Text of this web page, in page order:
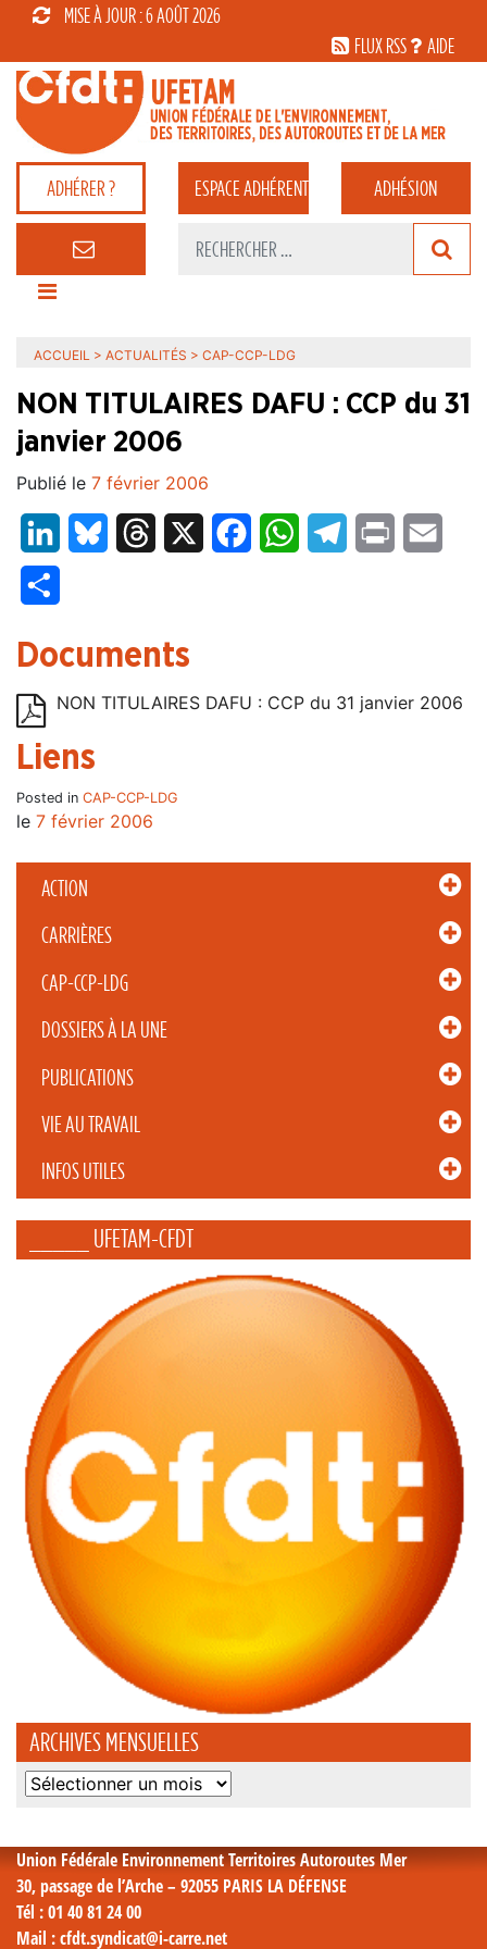
MISE À JOUR : 6 AOÛT 2026
FLUX RSS
AIDE
ADHÉRER ? ESPACEADHÉRENT ADHÉSION
ACTION
CARRIÈRES
CAP-CCP-LDG
DOSSIERS À LA UNE
PUBLICATIONS
VIE AU TRAVAIL
INFOS UTILES
_____ UFETAM-CFDT
ARCHIVES MENSUELLES
Archives
ACCUEIL > ACTUALITÉS > CAP-CCP-LDG
NON TITULAIRES DAFU : CCP du 31
janvier 2006
Publié le 7 février 2006
LinkedInBluesky Threads FacebookWhatsAppTelegram
Print
Documents
NON TITULAIRES DAFU : CCP du 31 janvier 2006
Liens
Posted in CAP-CCP-LDG
le 7 février 2006
Union Fédérale Environnement Territoires Autoroutes Mer
30, passage de l’Arche – 92055 PARIS LA DÉFENSE
Tél : 01 40 81 24 00
Mail : cfdt.syndicat@i-carre.net